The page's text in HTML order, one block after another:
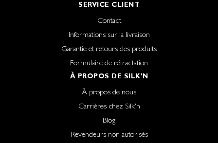
SERVICE CLIENT
Contact
Informations sur la livraison
Garantie et retours des produits
Formulaire de rétractation
À PROPOS DE SILK'N
À propos de nous
Carrières chez Silk'n
Blog
Revendeurs non autorisés